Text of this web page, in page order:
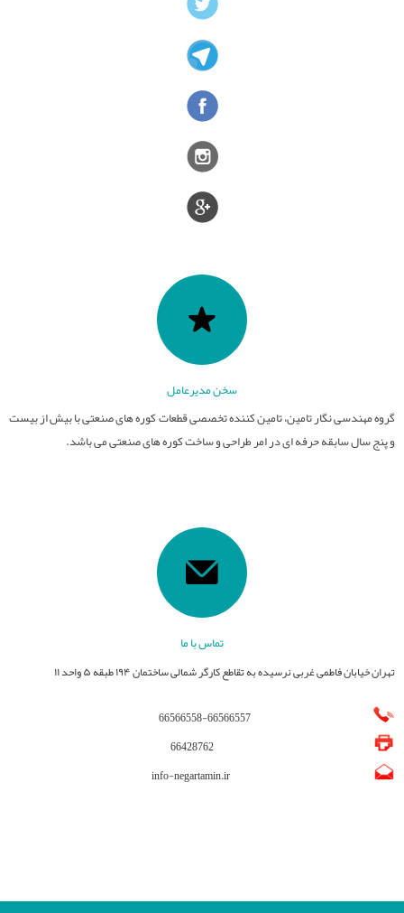
سخن مدیرعامل
گروه مهندسی نگار تامین، تامین کننده تخصصی قطعات کوره های صنعتی با بیش از بیست
و پنج سال سابقه حرفه ای در امر طراحی و ساخت کوره های صنعتی می باشد.
تماس با ما
تهران خیابان فاطمی غربی نرسیده به تقاطع کارگر شمالی ساختمان ۱۹۴ طبقه ۵ واحد ۱۱
66566558-66566557
66428762
info-negartamin.ir